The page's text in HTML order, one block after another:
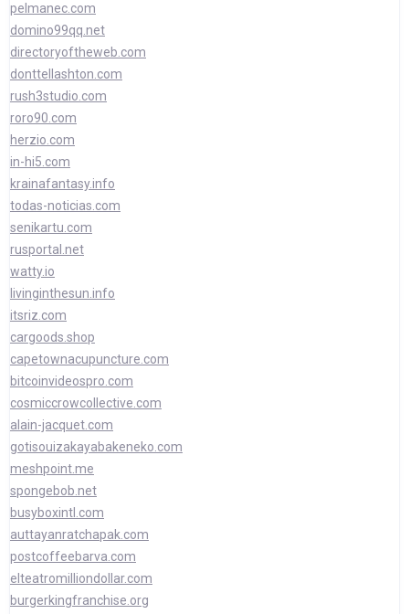
pelmanec.com
domino99qq.net
directoryoftheweb.com
donttellashton.com
rush3studio.com
roro90.com
herzio.com
in-hi5.com
krainafantasy.info
todas-noticias.com
senikartu.com
rusportal.net
watty.io
livinginthesun.info
itsriz.com
cargoods.shop
capetownacupuncture.com
bitcoinvideospro.com
cosmiccrowcollective.com
alain-jacquet.com
gotisouizakayabakeneko.com
meshpoint.me
spongebob.net
busyboxintl.com
auttayanratchapak.com
postcoffeebarva.com
elteatromilliondollar.com
burgerkingfranchise.org